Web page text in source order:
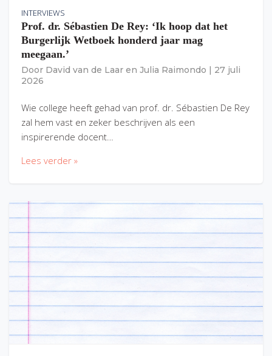
INTERVIEWS
Prof. dr. Sébastien De Rey: ‘Ik hoop dat het
Burgerlijk Wetboek honderd jaar mag
meegaan.’
Door David van de Laar en Julia Raimondo
27 juli
2026
Wie college heeft gehad van prof. dr. Sébastien De Rey
zal hem vast en zeker beschrijven als een
inspirerende docent…
Lees verder »